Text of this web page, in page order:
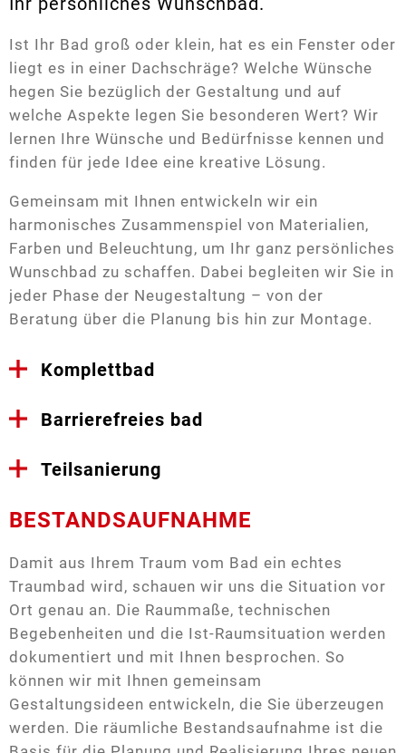
Ist Ihr Bad groß oder klein, hat es ein Fenster oder
liegt es in einer Dachschräge? Welche Wünsche
hegen Sie bezüglich der Gestaltung und auf
welche Aspekte legen Sie besonderen Wert? Wir
lernen Ihre Wünsche und Bedürfnisse kennen und
finden für jede Idee eine kreative Lösung.
Gemeinsam mit Ihnen entwickeln wir ein
harmonisches Zusammenspiel von Materialien,
Farben und Beleuchtung, um Ihr ganz persönliches
Wunschbad zu schaffen. Dabei begleiten wir Sie in
jeder Phase der Neugestaltung – von der
Beratung über die Planung bis hin zur Montage.
Komplettbad
Barrierefreies bad
Teilsanierung
Wie wäre es zum Beispiel mit einer neuen
BESTANDSAUFNAHME
Damit aus Ihrem Traum vom Bad ein echtes
Traumbad wird, schauen wir uns die Situation vor
Ort genau an. Die Raummaße, technischen
Begebenheiten und die Ist-Raumsituation werden
dokumentiert und mit Ihnen besprochen. So
können wir mit Ihnen gemeinsam
Gestaltungsideen entwickeln, die Sie überzeugen
werden. Die räumliche Bestandsaufnahme ist die